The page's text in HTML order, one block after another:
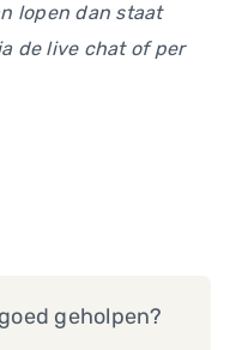
lopen dan staat
de live chat of per
geholpen?